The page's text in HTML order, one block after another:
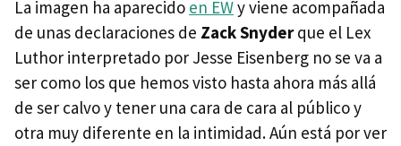
La imagen ha aparecido en EWy viene acompañada
de unas declaraciones de Zack Snyderque el Lex
Luthor interpretado por Jesse Eisenberg no se va a
ser como los que hemos visto hasta ahora más allá
de ser calvo y tener una cara de cara al público y
otra muy diferente en la intimidad. Aún está por ver